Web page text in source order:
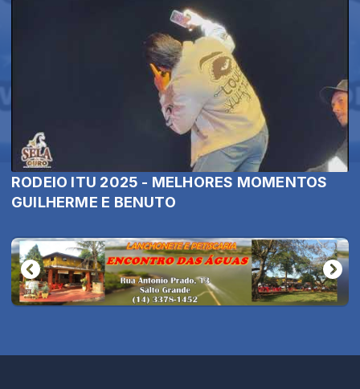
RODEIO ITU 2025 - MELHORES MOMENTOS
GUILHERME E BENUTO